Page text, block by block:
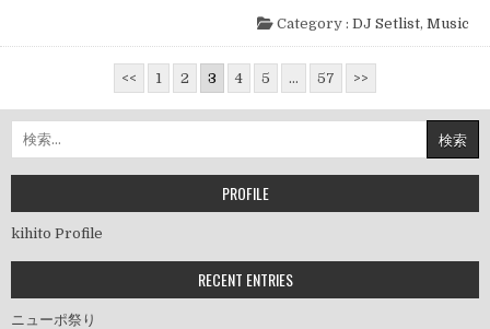
Category : DJ Setlist, Music
稿
の
ペ
ー
ジ
送
り
<< 1 2 3 4 5 … 57 >>
索:
PROFILE
kihito Profile
RECENT ENTRIES
ニューポ祭り